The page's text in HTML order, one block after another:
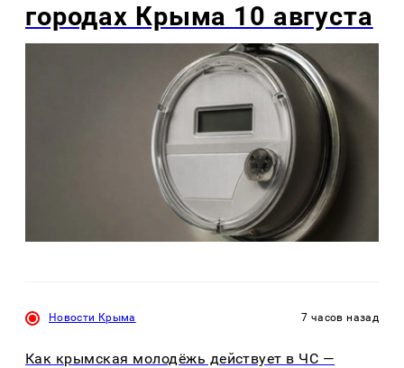
городах Крыма 10 августа
Новости Крыма 7 часов назад
Как крымская молодёжь действует в ЧС —